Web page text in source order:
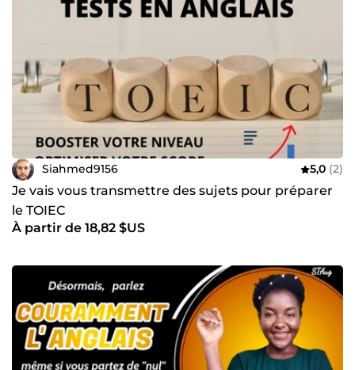
Siahmed9156 5,0 (2)
Je vais vous transmettre des sujets pour préparer
le TOIEC
À partir de 18,82 $US